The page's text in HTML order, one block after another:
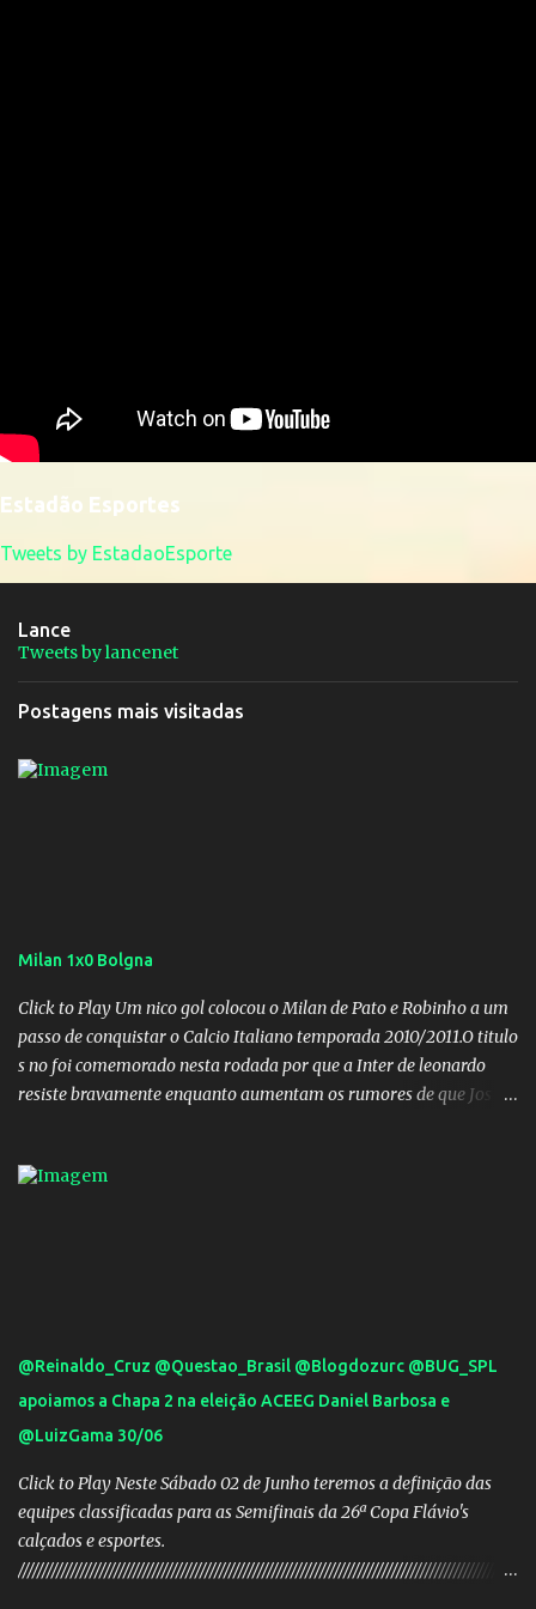
Estadão Esportes
Tweets by EstadaoEsporte
Lance
Tweets by lancenet
Postagens mais visitadas
Milan 1x0 Bolgna
Click to Play Um nico gol colocou o Milan de Pato e Robinho a um
passo de conquistar o Calcio Italiano temporada 2010/2011.O titulo
s no foi comemorado nesta rodada por que a Inter de leonardo
resiste bravamente enquanto aumentam os rumores de que Jos
definido e tem o Milan como virtual campeao. ;
@Reinaldo_Cruz @Questao_Brasil @Blogdozurc @BUG_SPL
apoiamos a Chapa 2 na eleição ACEEG Daniel Barbosa e
@LuizGama 30/06
Click to Play Neste Sábado 02 de Junho teremos a definição das
equipes classificadas para as Semifinais da 26ª Copa Flávio's
calçados e esportes.
////////////////////////////////////////////////////////////////////////////////////////////////////////